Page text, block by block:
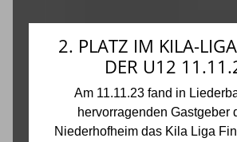
2. PLATZ IM KILA-
DER U12
Am 11.11.23 fand in
hervorragenden Gastgeber
Niederhofheim das Kila Liga